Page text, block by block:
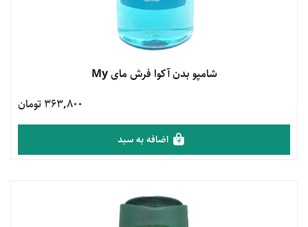
شامپو بدن آکوا فرش مای My
363,800 تومان
اضافه به سبد